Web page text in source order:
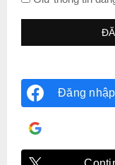
Đăng